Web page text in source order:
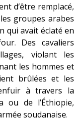
d’être remplacé,
groupes arabes
qui avait éclaté en
Des cavaliers
violant les
les hommes et
brûlées et les
à travers la
ou de l’Éthiopie,
soudanaise.